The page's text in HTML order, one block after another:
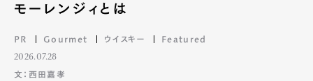
モーレンジィとは
PR Gourmet ウイスキー Featured
2026.07.28
文：西田嘉孝